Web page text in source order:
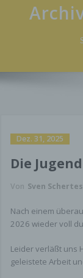
Dez. 31, 2025
Die
Von Sven Schertes
Nach einem
2026 wieder voll
Leider verläßt uns
geleistete Arbeit